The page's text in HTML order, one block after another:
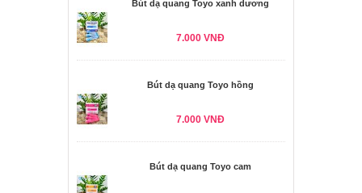
Bút dạ quang Toyo xanh dương
7.000 VNĐ
Bút dạ quang Toyo hồng
7.000 VNĐ
Bút dạ quang Toyo cam